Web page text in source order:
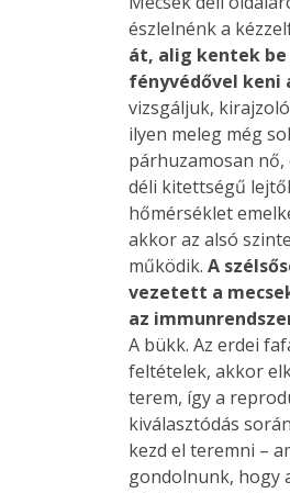
észlelnénk a
át, alig kentek
fényvédővel keni
vizsgáljuk,
ilyen meleg még
párhuzamosan nő,
déli kitettségű
hőmérséklet
akkor az alsó
működik. A
vezetett a
az
A bükk. Az erdei
feltételek, akkor
terem, így a
kiválasztódás
kezd el teremni –
gondolnunk, hogy